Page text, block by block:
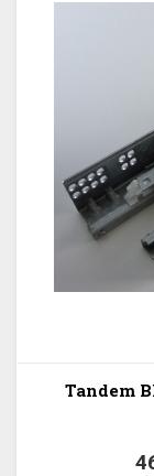
Tandem